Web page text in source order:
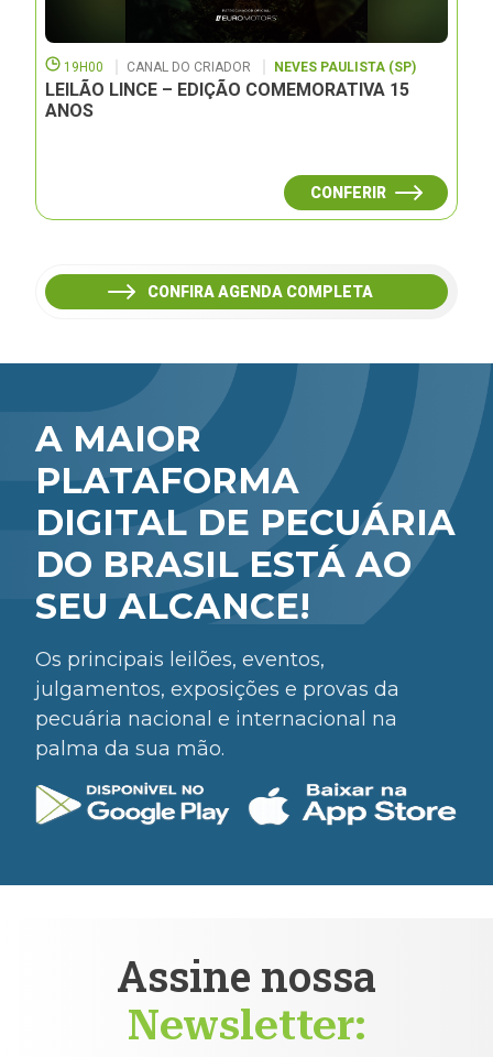
19H00 CANAL DO CRIADOR NEVES PAULISTA (SP)
LEILÃO LINCE – EDIÇÃO COMEMORATIVA 15
ANOS
CONFERIR
CONFIRA AGENDA COMPLETA
A MAIOR
PLATAFORMA
DIGITAL DE PECUÁRIA
DO BRASIL ESTÁ AO
SEU ALCANCE!
Os principais leilões, eventos,
julgamentos, exposições e provas da
pecuária nacional e internacional na
palma da sua mão.
Assine nossa
Newsletter: